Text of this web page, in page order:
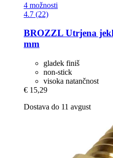
4 možnosti
4.7 (22)
BROZZL Utrjena
mm
gladek finiš
non-stick
visoka natančnost
€ 15,29
Dostava do 11 avgust